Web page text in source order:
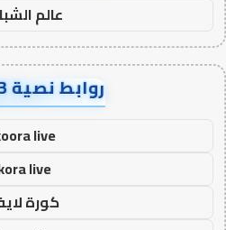
عالم
روابط نصية AA4203
live
live
كورة